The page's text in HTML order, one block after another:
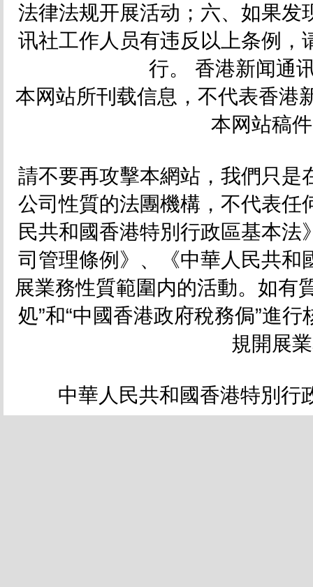
法律法规开展活动；六、如果发
讯社工作人员有违反以上条例，
行。 香港新闻通
本网站所刊载信息，不代表香港
本网站稿
請不要再攻擊本網站，我們只是
公司性質的法團機構，不代表任
民共和國香港特別行政區基本
司管理條例》、《中華人民共和
展業務性質範圍内的活動。如有
処”和“中國香港政府稅務侷”進
規開展
中華人民共和國香港特別行